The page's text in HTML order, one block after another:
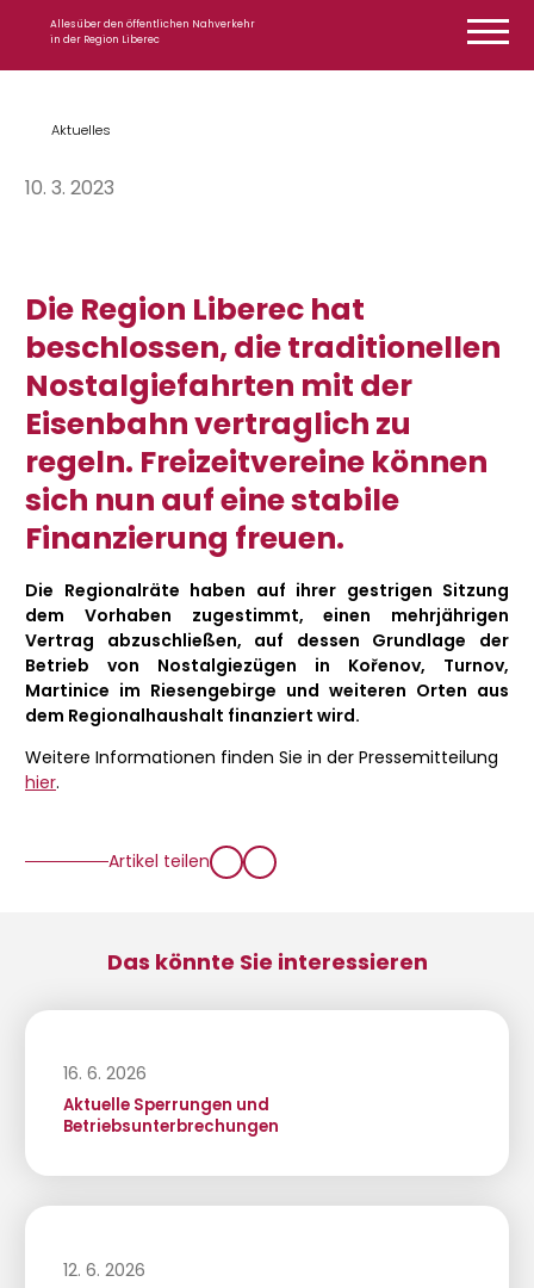
Alles über den öffentlichen Nahverkehr
in der Region Liberec
Aktuelles
10. 3. 2023
Die Region Liberec hat
beschlossen, die traditionellen
Nostalgiefahrten mit der
Eisenbahn vertraglich zu
regeln. Freizeitvereine können
sich nun auf eine stabile
Finanzierung freuen.
Die Regionalräte haben auf ihrer gestrigen Sitzung
dem Vorhaben zugestimmt, einen mehrjährigen
Vertrag abzuschließen, auf dessen Grundlage der
Betrieb von Nostalgiezügen in Kořenov, Turnov,
Martinice im Riesengebirge und weiteren Orten aus
dem Regionalhaushalt finanziert wird.
Weitere Informationen finden Sie in der Pressemitteilung
hier.
Artikel teilen
Das könnte Sie interessieren
16. 6. 2026
Aktuelle Sperrungen und
Betriebsunterbrechungen
12. 6. 2026